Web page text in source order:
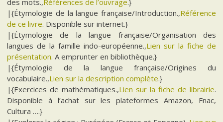
des mots.,Références de l’ouvrage.}
|{Étymologie de la langue française/Introduction.,Référence
de ce livre. Disponible sur internet.}
|{Étymologie de la langue française/Organisation des
langues de la famille indo-européenne.,Lien sur la fiche de
présentation. A emprunter en bibliothèque.}
|{Étymologie de la langue française/Origines du
vocabulaire.,Lien sur la description complète.}
|{Exercices de mathématiques.,Lien sur la fiche de librairie.
Disponible à l’achat sur les plateformes Amazon, Fnac,
Cultura ….}